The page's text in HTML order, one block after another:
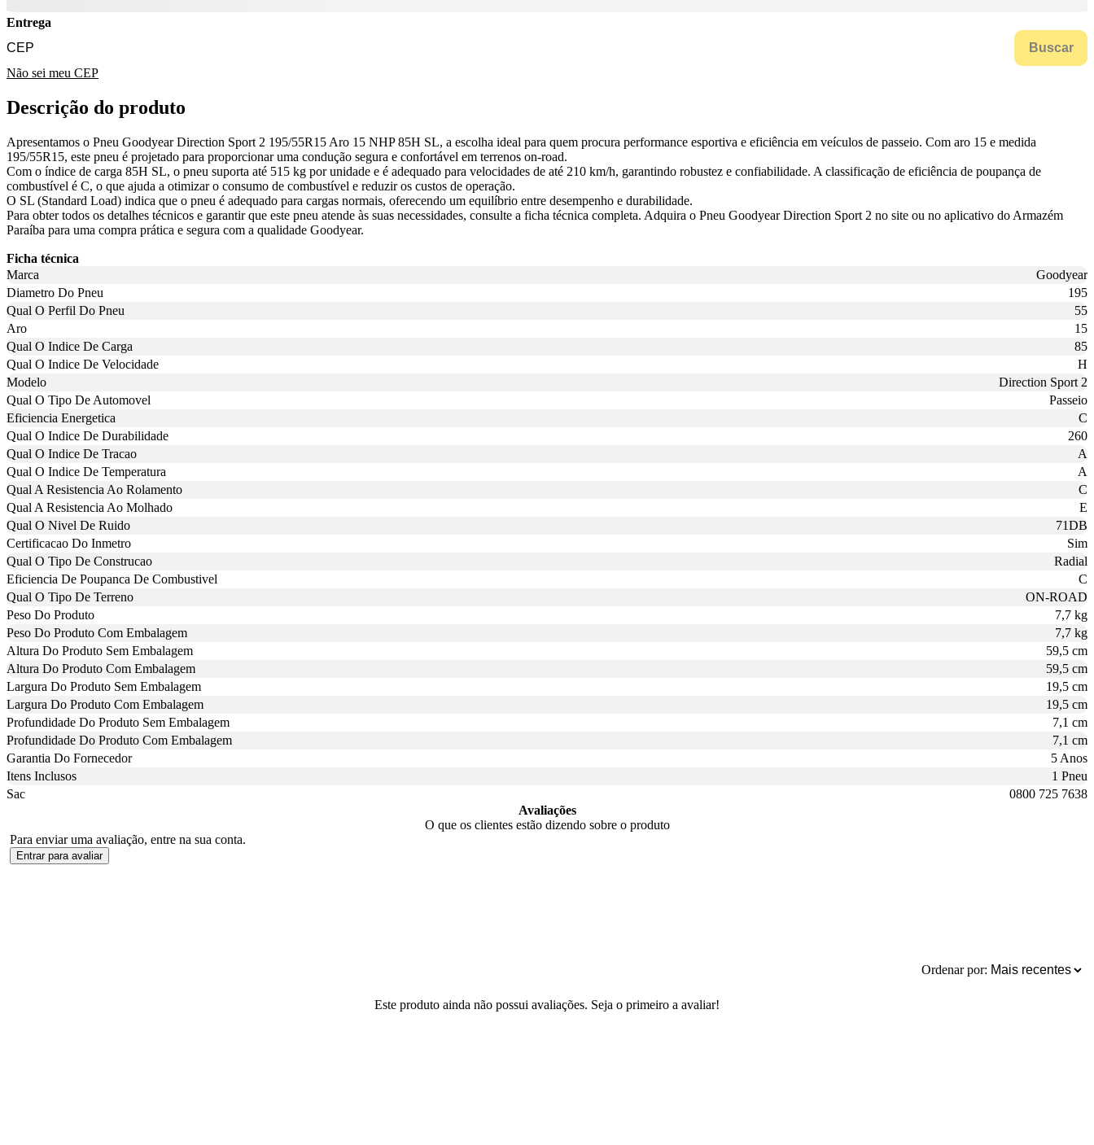
Entrega
Buscar
Não sei meu CEP
Descrição do produto
Apresentamos o Pneu Goodyear Direction Sport 2 195/55R15 Aro 15 NHP 85H SL, a escolha ideal para quem procura performance esportiva e eficiência em veículos de passeio. Com aro 15 e medida
195/55R15, este pneu é projetado para proporcionar uma condução segura e confortável em terrenos on-road.
Com o índice de carga 85H SL, o pneu suporta até 515 kg por unidade e é adequado para velocidades de até 210 km/h, garantindo robustez e confiabilidade. A classificação de eficiência de poupança de
combustível é C, o que ajuda a otimizar o consumo de combustível e reduzir os custos de operação.
O SL (Standard Load) indica que o pneu é adequado para cargas normais, oferecendo um equilíbrio entre desempenho e durabilidade.
Para obter todos os detalhes técnicos e garantir que este pneu atende às suas necessidades, consulte a ficha técnica completa. Adquira o Pneu Goodyear Direction Sport 2 no site ou no aplicativo do Armazém
Paraíba para uma compra prática e segura com a qualidade Goodyear.
Ficha técnica
Marca
Goodyear
Diametro Do Pneu
195
Qual O Perfil Do Pneu
55
Aro
15
Qual O Indice De Carga
85
Qual O Indice De Velocidade
H
Modelo
Direction Sport 2
Qual O Tipo De Automovel
Passeio
Eficiencia Energetica
C
Qual O Indice De Durabilidade
260
Qual O Indice De Tracao
A
Qual O Indice De Temperatura
A
Qual A Resistencia Ao Rolamento
C
Qual A Resistencia Ao Molhado
E
Qual O Nivel De Ruido
71DB
Certificacao Do Inmetro
Sim
Qual O Tipo De Construcao
Radial
Eficiencia De Poupanca De Combustivel
C
Qual O Tipo De Terreno
ON-ROAD
Peso Do Produto
7,7 kg
Peso Do Produto Com Embalagem
7,7 kg
Altura Do Produto Sem Embalagem
59,5 cm
Altura Do Produto Com Embalagem
59,5 cm
Largura Do Produto Sem Embalagem
19,5 cm
Largura Do Produto Com Embalagem
19,5 cm
Profundidade Do Produto Sem Embalagem
7,1 cm
Profundidade Do Produto Com Embalagem
7,1 cm
Garantia Do Fornecedor
5 Anos
Itens Inclusos
1 Pneu
Sac
0800 725 7638
Avaliações
O que os clientes estão dizendo sobre o produto
Para enviar uma avaliação, entre na sua conta.
Entrar para avaliar
Ordenar por:
Este produto ainda não possui avaliações. Seja o primeiro a avaliar!